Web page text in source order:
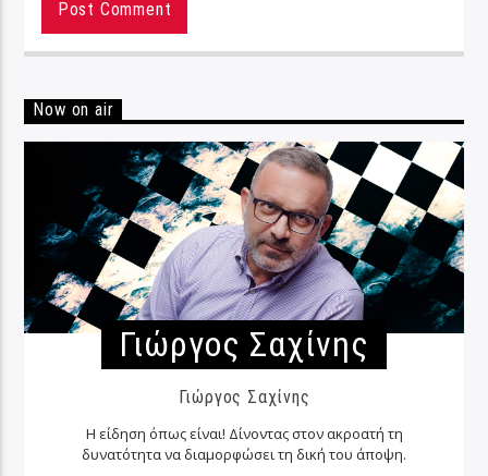
Now on air
Γιώργος Σαχίνης
Γιώργος Σαχίνης
Η είδηση όπως είναι! Δίνοντας στον ακροατή τη
δυνατότητα να διαμορφώσει τη δική του άποψη.